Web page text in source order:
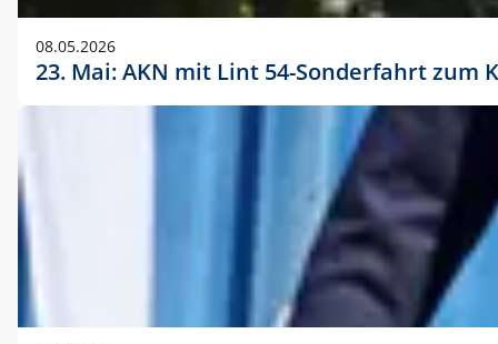
08.05.2026
23. Mai: AKN mit Lint 54-Sonderfahrt